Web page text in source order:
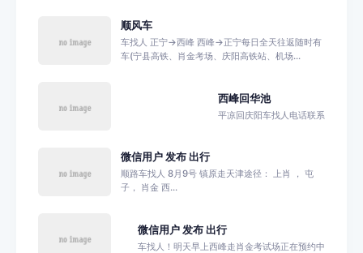
顺风车
车找人 正宁→西峰 西峰→正宁每日全天往返随时有
车(宁县高铁、肖金考场、庆阳高铁站、机场...
西峰回华池
平凉回庆阳车找人电话联系
微信用户 发布 出行
顺路车找人 8月9号 镇原走天津途径： 上肖 ， 屯
子， 肖金 西...
微信用户 发布 出行
车找人！明天早上西峰走肖金考试场正在预约中